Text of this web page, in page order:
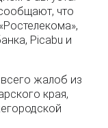
что
Picabu и
жалоб из
края,